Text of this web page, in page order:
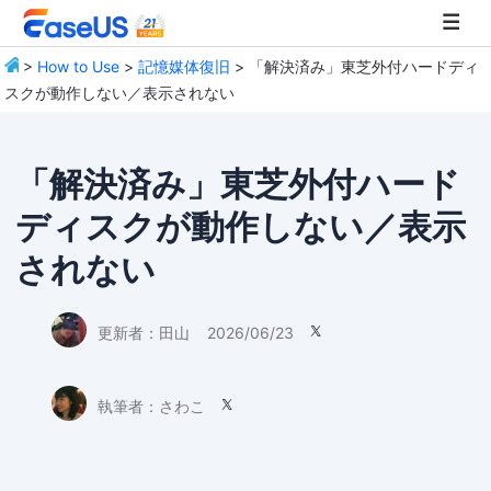
> How to Use >記憶媒体復旧 > 「解決済み」東芝外付ハードディ
スクが動作しない／表示されない
「解決済み」東芝外付ハード
ディスクが動作しない／表示
されない
更新者： 田山 2026/06/23 
執筆者： さわこ 